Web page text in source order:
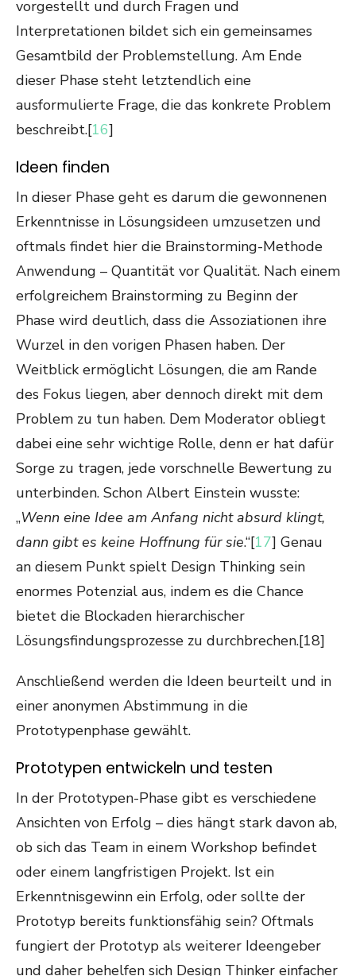
vorgestellt und durch Fragen und
Interpretationen bildet sich ein gemeinsames
Gesamtbild der Problemstellung. Am Ende
dieser Phase steht letztendlich eine
ausformulierte Frage, die das konkrete Problem
beschreibt.[16]
Ideen finden
In dieser Phase geht es darum die gewonnenen
Erkenntnisse in Lösungsideen umzusetzen und
oftmals findet hier die Brainstorming-Methode
Anwendung – Quantität vor Qualität. Nach einem
erfolgreichem Brainstorming zu Beginn der
Phase wird deutlich, dass die Assoziationen ihre
Wurzel in den vorigen Phasen haben. Der
Weitblick ermöglicht Lösungen, die am Rande
des Fokus liegen, aber dennoch direkt mit dem
Problem zu tun haben. Dem Moderator obliegt
dabei eine sehr wichtige Rolle, denn er hat dafür
Sorge zu tragen, jede vorschnelle Bewertung zu
unterbinden. Schon Albert Einstein wusste:
„Wenn eine Idee am Anfang nicht absurd klingt,
dann gibt es keine Hoffnung für sie.“[17] Genau
an diesem Punkt spielt Design Thinking sein
enormes Potenzial aus, indem es die Chance
bietet die Blockaden hierarchischer
Lösungsfindungsprozesse zu durchbrechen.[18]
Anschließend werden die Ideen beurteilt und in
einer anonymen Abstimmung in die
Prototypenphase gewählt.
Prototypen entwickeln und testen
In der Prototypen-Phase gibt es verschiedene
Ansichten von Erfolg – dies hängt stark davon ab,
ob sich das Team in einem Workshop befindet
oder einem langfristigen Projekt. Ist ein
Erkenntnisgewinn ein Erfolg, oder sollte der
Prototyp bereits funktionsfähig sein? Oftmals
fungiert der Prototyp als weiterer Ideengeber
und daher behelfen sich Design Thinker einfacher